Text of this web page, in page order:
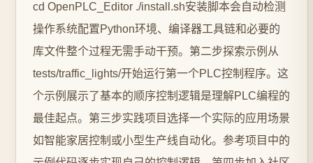
cd OpenPLC_Editor ./install.sh安装脚本会自动检测
操作系统配置Python环境、编译器工具链和必要的
库文件整个过程无需手动干预。第二步探索示例从
tests/traffic_lights/开始运行第一个PLC控制程序。这
个示例展示了基本的顺序控制逻辑是理解PLC编程的
最佳起点。第三步实践项目选择一个实际的应用场景
如智能家居控制或小型生产线自动化。参考项目中的